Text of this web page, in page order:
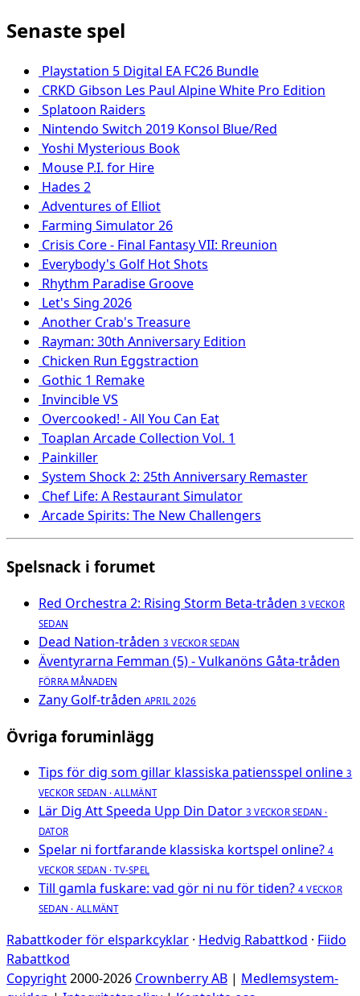
Senaste spel
Playstation 5 Digital EA FC26 Bundle
CRKD Gibson Les Paul Alpine White Pro Edition
Splatoon Raiders
Nintendo Switch 2019 Konsol Blue/Red
Yoshi Mysterious Book
Mouse P.I. for Hire
Hades 2
Adventures of Elliot
Farming Simulator 26
Crisis Core - Final Fantasy VII: Rreunion
Everybody's Golf Hot Shots
Rhythm Paradise Groove
Let's Sing 2026
Another Crab's Treasure
Rayman: 30th Anniversary Edition
Chicken Run Eggstraction
Gothic 1 Remake
Invincible VS
Overcooked! - All You Can Eat
Toaplan Arcade Collection Vol. 1
Painkiller
System Shock 2: 25th Anniversary Remaster
Chef Life: A Restaurant Simulator
Arcade Spirits: The New Challengers
Spelsnack i forumet
Red Orchestra 2: Rising Storm Beta-tråden 3 VECKOR
SEDAN
Dead Nation-tråden 3 VECKOR SEDAN
Äventyrarna Femman (5) - Vulkanöns Gåta-tråden
FÖRRA MÅNADEN
Zany Golf-tråden APRIL 2026
Övriga foruminlägg
Tips för dig som gillar klassiska patiensspel online 3
VECKOR SEDAN · ALLMÄNT
Lär Dig Att Speeda Upp Din Dator 3 VECKOR SEDAN ·
DATOR
Spelar ni fortfarande klassiska kortspel online? 4
VECKOR SEDAN · TV-SPEL
Till gamla fuskare: vad gör ni nu för tiden? 4 VECKOR
SEDAN · ALLMÄNT
Rabattkoder för elsparkcyklar · Hedvig Rabattkod · Fiido
Rabattkod
Copyright2000-2026 Crownberry AB | Medlemsystem-